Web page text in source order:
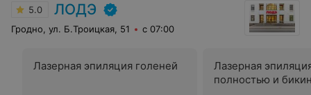
5.0 ЛОДЭ
Гродно, ул. Б.Троицкая, 51 с 07:00
Лазерная эпиляция голеней
Лазерная
полностью и